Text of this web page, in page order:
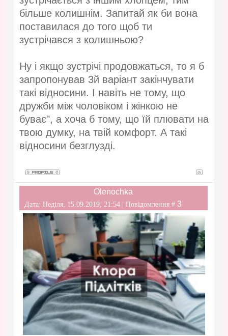
більше колишнім. Запитай як би вона
поставилася до того щоб ти
зустрічався з колишньою?
Ну і якщо зустрічі продовжаться, то я б
запропонував 3й варіант закінчувати
такі відносини. І навіть не тому, що
дружби між чоловіком і жінкою не
буває", а хоча б тому, що їй плювати на
твою думку, на твій комфорт. А такі
відносини безглузді.
Olenochka
Дата: Неділя, 15.09.2019, 21:54 | Повідомлення # 3